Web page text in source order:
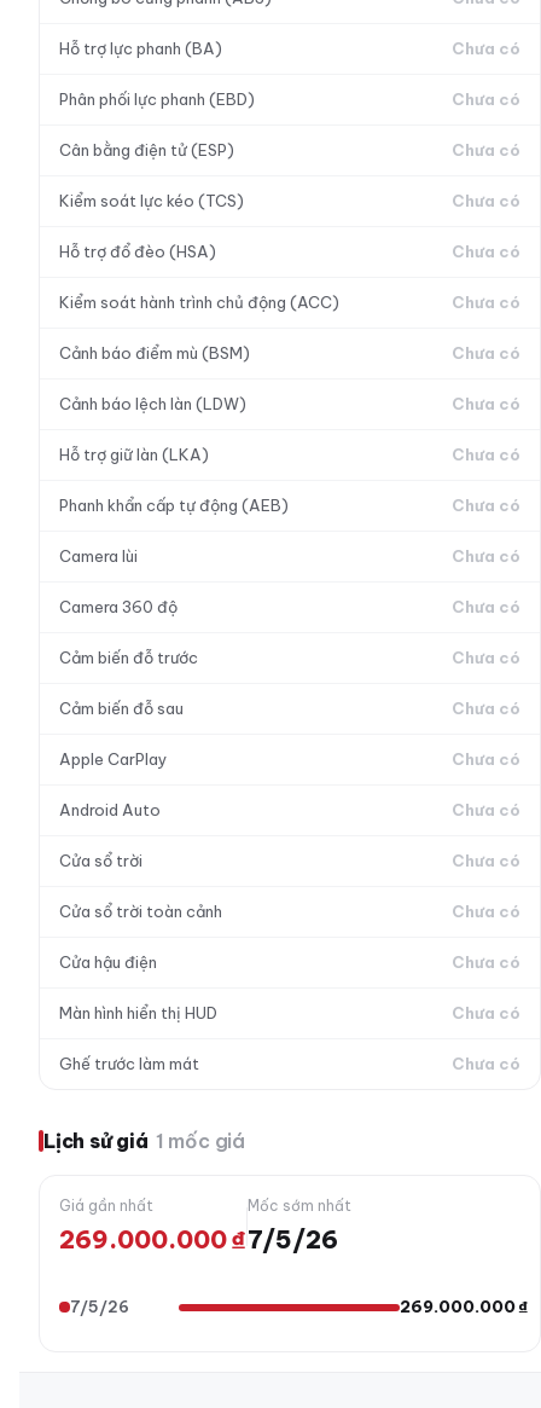
Hỗ trợ lực phanh (BA) Chưa có
Phân phối lực phanh (EBD) Chưa có
Cân bằng điện tử (ESP) Chưa có
Kiểm soát lực kéo (TCS) Chưa có
Hỗ trợ đổ đèo (HSA) Chưa có
Kiểm soát hành trình chủ động (ACC) Chưa có
Cảnh báo điểm mù (BSM) Chưa có
Cảnh báo lệch làn (LDW) Chưa có
Hỗ trợ giữ làn (LKA) Chưa có
Phanh khẩn cấp tự động (AEB) Chưa có
Camera lùi Chưa có
Camera 360 độ Chưa có
Cảm biến đỗ trước Chưa có
Cảm biến đỗ sau Chưa có
Apple CarPlay Chưa có
Android Auto Chưa có
Cửa sổ trời Chưa có
Cửa sổ trời toàn cảnh Chưa có
Cửa hậu điện Chưa có
Màn hình hiển thị HUD Chưa có
Ghế trước làm mát Chưa có
Lịch sử giá 1 mốc giá
Giá gần nhất
269.000.000 ₫
Mốc sớm nhất
7/5/26
7/5/26 269.000.000 ₫